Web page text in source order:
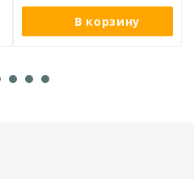
В корзину